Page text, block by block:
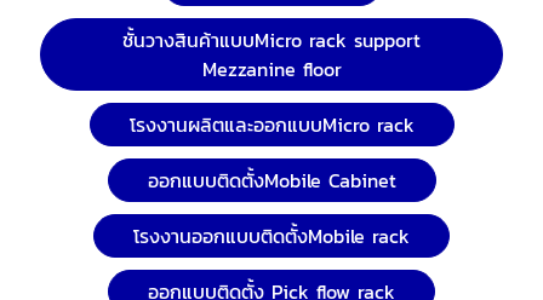
ชั้นวางสินค้าแบบMicro rack support
Mezzanine floor
โรงงานผลิตและออกแบบMicro rack
ออกแบบติดตั้งMobile Cabinet
โรงงานออกแบบติดตั้งMobile rack
ออกแบบติดตั้ง Pick flow rack